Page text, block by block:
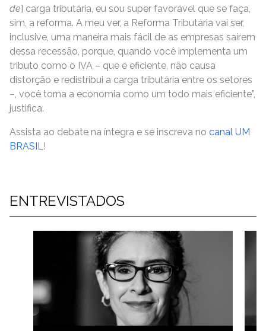
de] carga tributária, eu sou super favorável que se faça,
sim, a reforma. A meu ver, a Reforma Tributária vai ser,
inclusive, uma maneira mais fácil de as empresas saírem
dessa recessão, porque, quando você implementa um
tributo como o IVA – que é eficiente, não causa
distorção e redistribui a carga tributária entre os setores
–, você torna a economia como um todo mais eficiente”,
justifica.
Assista ao debate na íntegra e se inscreva no canal UM
BRASIL!
ENTREVISTADOS